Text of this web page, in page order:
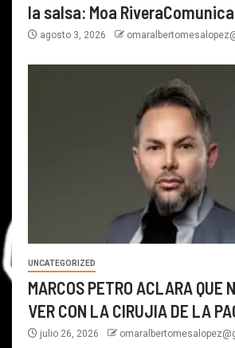
la salsa: Moa
agosto 3, 2026
UNCATEGORIZED
MARCOS PETRO ACLARA QUE
VER CON LA CIRUJIA DE LA
julio 26, 2026